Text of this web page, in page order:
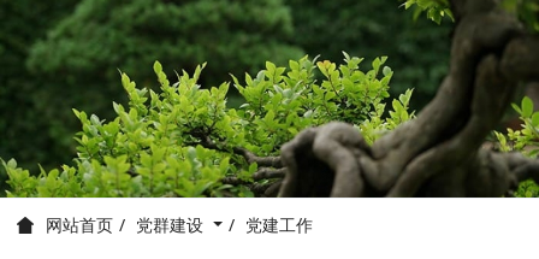
网站首页 党群建设 党建工作